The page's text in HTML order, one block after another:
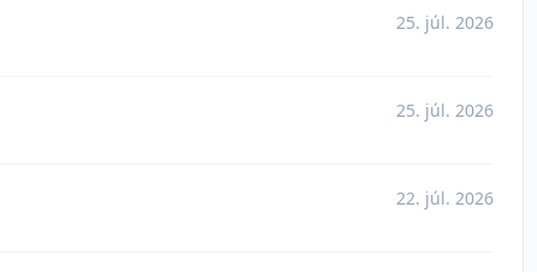
25. júl. 2026
25. júl. 2026
22. júl. 2026